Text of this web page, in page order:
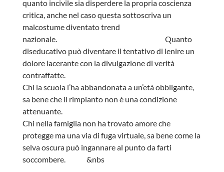
quanto incivile sia disperdere la propria coscienza
critica, anche nel caso questa sottoscriva un
malcostume diventato trend
nazionale. Quanto
diseducativo può diventare il tentativo di lenire un
dolore lacerante con la divulgazione di verità
contraffatte.
Chi la scuola l’ha abbandonata a un’età obbligante,
sa bene che il rimpianto non è una condizione
attenuante.
Chi nella famiglia non ha trovato amore che
protegge ma una via di fuga virtuale, sa bene come la
selva oscura può ingannare al punto da farti
soccombere. &nbs